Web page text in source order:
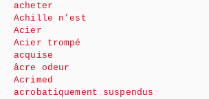
acheter
Achille n’est
Acier
Acier trompé
acquise
âcre odeur
Acrimed
acrobatiquement suspendus